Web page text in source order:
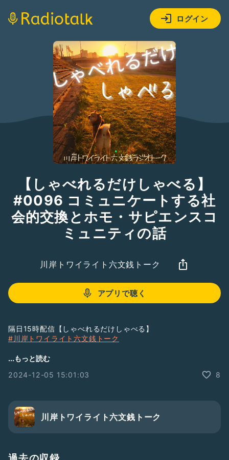
ログイン
【しゃべれるだけしゃべる】
#0096 コミュニケートする社
会的交換とホモ・サピエンスコ
ミュニティの話
川岸トワイライト六文銭トーク
アプリで聴く
隔日15時配信【しゃべれるだけしゃべる】
#川岸トワイライト六文銭トーク
▷ Free Chatで雑談する
https://www.patreon.com/campus6214/chats
す。
LISTENで番組をフォローすると音声をテキストで読むことが
できます。
#ラジオトークはじめます
...もっと読む
2024-12-05 15:01:03
8
川岸トワイライト六文銭トーク